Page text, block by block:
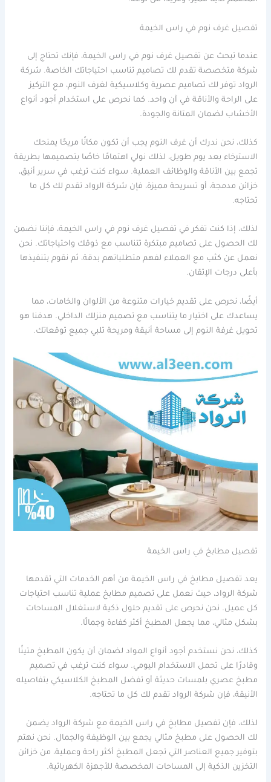
تفصيل غرف نوم في راس الخيمة
عندما تبحث عن تفصيل غرف نوم في راس الخيمة، فإنك تحتاج إلى
شركة متخصصة تقدم لك تصاميم تناسب احتياجاتك الخاصة. شركة
الرواد توفر لك تصاميم عصرية وكلاسيكية لغرف النوم، مع التركيز
على الراحة والأناقة في آن واحد. كما نحرص على استخدام أجود أنواع
الأخشاب لضمان المتانة والجودة.
كذلك، نحن ندرك أن غرف النوم يجب أن تكون مكانًا مريحًا يمنحك
الاسترخاء بعد يوم طويل، لذلك نولي اهتمامًا خاصًا بتصميمها بطريقة
تجمع بين الأناقة والوظائف العملية. سواء كنت ترغب في سرير أنيق،
خزائن مدمجة، أو تسريحة مميزة، فإن شركة الرواد تقدم لك كل ما
تحتاجه.
لذلك، إذا كنت تفكر في تفصيل غرف نوم في راس الخيمة، فإننا نضمن
لك الحصول على تصاميم مبتكرة تتناسب مع ذوقك واحتياجاتك. نحن
نعمل عن كثب مع العملاء لفهم متطلباتهم بدقة، ثم نقوم بتنفيذها
بأعلى درجات الإتقان.
أيضًا، نحرص على تقديم خيارات متنوعة من الألوان والخامات، مما
يساعدك على اختيار ما يتناسب مع تصميم منزلك الداخلي. هدفنا هو
تحويل غرفة النوم إلى مساحة أنيقة ومريحة تلبي جميع توقعاتك.
تفصيل مطابخ في راس الخيمة
يعد تفصيل مطابخ في راس الخيمة من أهم الخدمات التي تقدمها
شركة الرواد، حيث نعمل على تصميم مطابخ عملية تناسب احتياجات
كل عميل. نحن نحرص على تقديم حلول ذكية لاستغلال المساحات
بشكل مثالي، مما يجعل المطبخ أكثر كفاءة وجمالًا.
كذلك، نحن نستخدم أجود أنواع المواد لضمان أن يكون المطبخ متينًا
وقادرًا على تحمل الاستخدام اليومي. سواء كنت ترغب في تصميم
مطبخ عصري بلمسات حديثة أو تفضل المطبخ الكلاسيكي بتفاصيله
الأنيقة، فإن شركة الرواد تقدم لك كل ما تحتاجه.
لذلك، فإن تفصيل مطابخ في راس الخيمة مع شركة الرواد يضمن
لك الحصول على مطبخ مثالي يجمع بين الوظيفة والجمال. نحن نهتم
بتوفير جميع العناصر التي تجعل المطبخ أكثر راحة وعملية، من خزائن
التخزين الذكية إلى المساحات المخصصة للأجهزة الكهربائية.